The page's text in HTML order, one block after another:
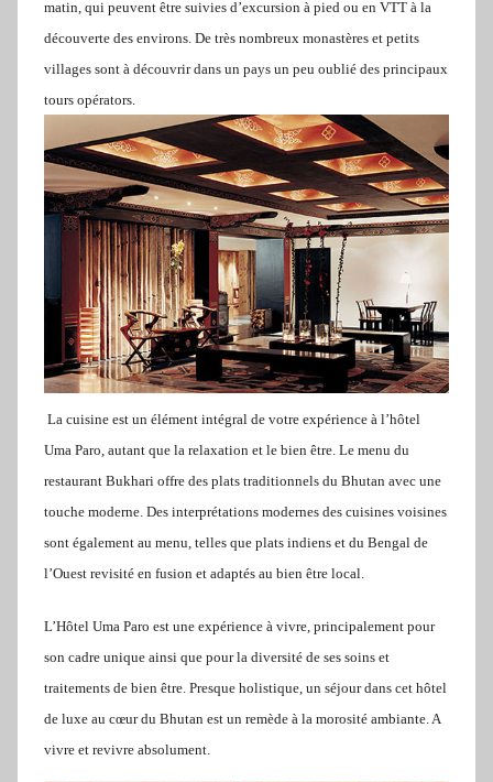
matin, qui peuvent être suivies d’excursion à pied ou en VTT à la
découverte des environs. De très nombreux monastères et petits
villages sont à découvrir dans un pays un peu oublié des principaux
tours opérators.
La cuisine est un élément intégral de votre expérience à l’hôtel
Uma Paro, autant que la relaxation et le bien être. Le menu du
restaurant Bukhari offre des plats traditionnels du Bhutan avec une
touche moderne. Des interprétations modernes des cuisines voisines
sont également au menu, telles que plats indiens et du Bengal de
l’Ouest revisité en fusion et adaptés au bien être local.
L’Hôtel Uma Paro est une expérience à vivre, principalement pour
son cadre unique ainsi que pour la diversité de ses soins et
traitements de bien être. Presque holistique, un séjour dans cet hôtel
de luxe au cœur du Bhutan est un remède à la morosité ambiante. A
vivre et revivre absolument.